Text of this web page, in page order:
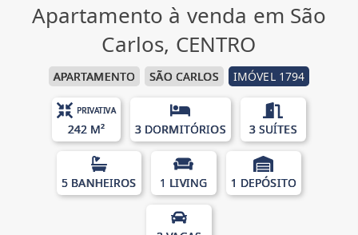
Apartamento à venda em São
Carlos, CENTRO
APARTAMENTO SÃO CARLOS IMÓVEL 1794
PRIVATIVA
242 M² 3 DORMITÓRIOS 3 SUÍTES
5 BANHEIROS 1 LIVING 1 DEPÓSITO